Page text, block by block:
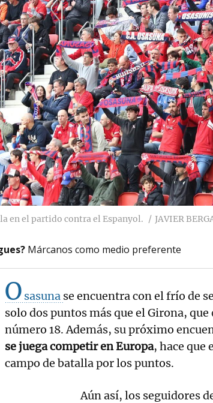
en el partido contra el Espanyol. JAVIER
Márcanos como medio preferente
O sasuna se encuentra con el frío de
solo dos puntos más que el Girona,
número 18. Además, su próximo
se juega competir en Europa, hace que
campo de batalla por los puntos.
Aún así, los seguidores